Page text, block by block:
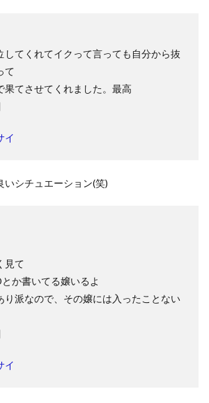
してくれてイクって言っても自分から抜
て
果てさせてくれました。最高
イ
いシチュエーション(笑)
見て
か書いてる嬢いるよ
り派なので、その嬢には入ったことない
イ